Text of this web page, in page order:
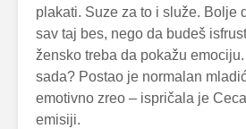
plakati. Suze za to i služe. Bolje
sav taj bes, nego da budeš
žensko treba da pokažu
sada? Postao je normalan
emotivno zreo – ispričala je
emisiji.